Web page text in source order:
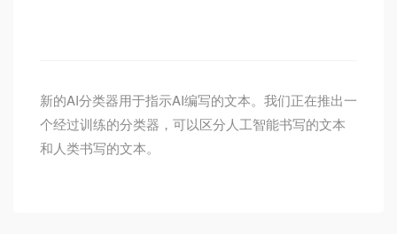
新的AI分类器用于指示AI编写的文本。我们正在推出一
个经过训练的分类器，可以区分人工智能书写的文本
和人类书写的文本。